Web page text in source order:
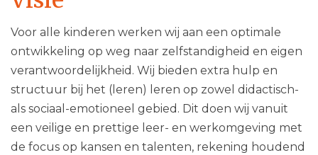
Voor alle kinderen werken wij aan een optimale
ontwikkeling op weg naar zelfstandigheid en eigen
verantwoordelijkheid. Wij bieden extra hulp en
structuur bij het (leren) leren op zowel didactisch-
als sociaal-emotioneel gebied. Dit doen wij vanuit
een veilige en prettige leer- en werkomgeving met
de focus op kansen en talenten, rekening houdend